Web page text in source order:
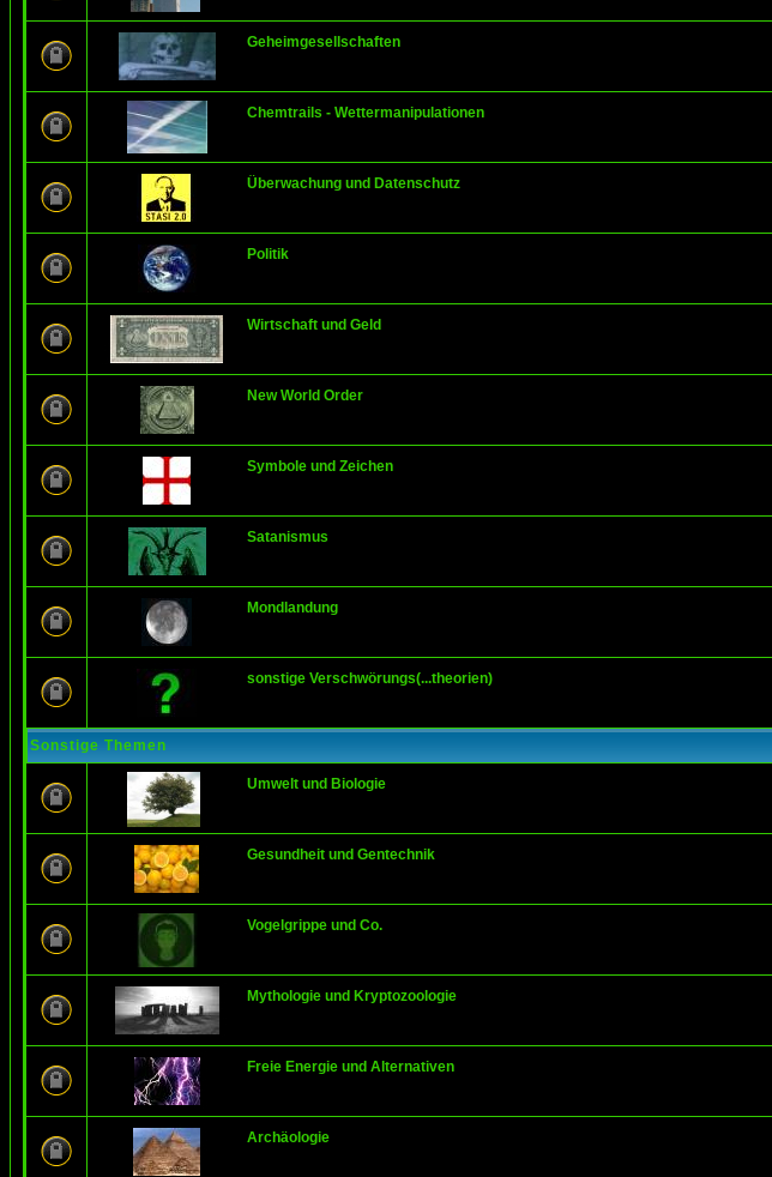
Geheimgesellschaften
Chemtrails - Wettermanipulationen
Überwachung und Datenschutz
Politik
Wirtschaft und Geld
New World Order
Symbole und Zeichen
Satanismus
Mondlandung
sonstige Verschwörungs(...theorien)
Sonstige Themen
Umwelt und Biologie
Gesundheit und Gentechnik
Vogelgrippe und Co.
Mythologie und Kryptozoologie
Freie Energie und Alternativen
Archäologie